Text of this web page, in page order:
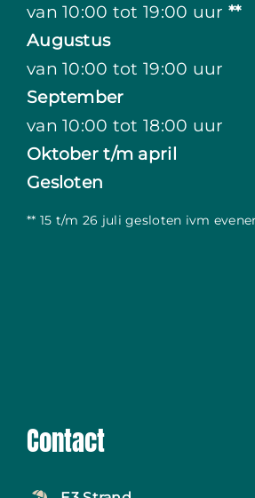
van 10:00 tot 19:00 uur **
Augustus
van 10:00 tot 19:00 uur
September
van 10:00 tot 18:00 uur
Oktober t/m april
Gesloten
** 15 t/m 26 juli gesloten ivm
Contact